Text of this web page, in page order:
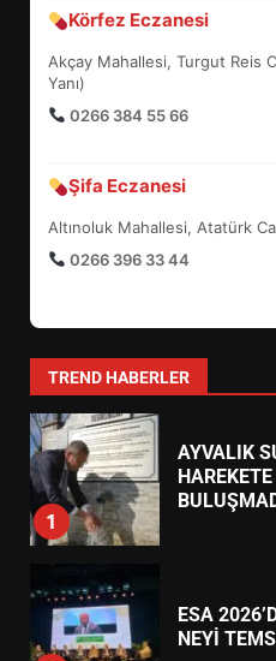
Körfez Eczanesi
Akçay Mahallesi, Turgut Reis
Yanı)
0266 384 55 66
Şifa Eczanesi
Altınoluk Mahallesi, Atatürk
0266 396 33 44
TREND HABERLER
5
BALIKESİR
6
7
YENİ
1
AYVALIK
ESA
NEYİ